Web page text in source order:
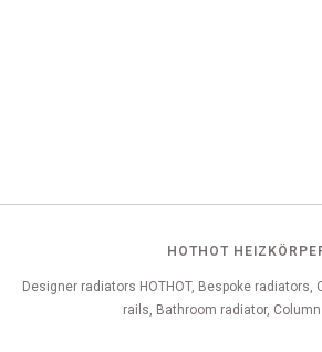
HOTHOT
Designer radiators HOTHOT, Bespoke radiators,
rails, Bathroom radiator,